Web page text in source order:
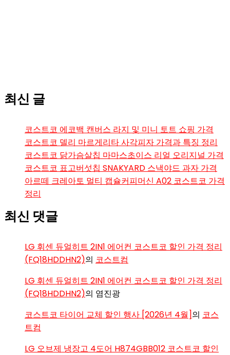
최신 글
코스트코 에코백 캔버스 라지 및 미니 토트 쇼핑 가격
코스트코 델리 마르게리타 사각피자 가격과 특징 정리
코스트코 닭가슴살칩 마마스초이스 리얼 오리지널 가격
코스트코 표고버섯칩 SNAKYARD 스낵야드 과자 가격
아르떼 크레아토 멀티 캡슐커피머신 A02 코스트코 가격
정리
최신 댓글
LG 휘센 듀얼히트 2IN1 에어컨 코스트코 할인 가격 정리
(FQ18HDDHN2)의 코스트컴
LG 휘센 듀얼히트 2IN1 에어컨 코스트코 할인 가격 정리
(FQ18HDDHN2)의 염진광
코스트코 타이어 교체 할인 행사 [2026년 4월]의 코스
트컴
LG 오브제 냉장고 4도어 H874GBB012 코스트코 할인